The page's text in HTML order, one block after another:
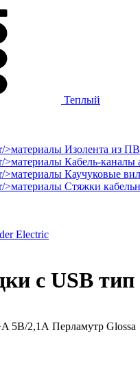
Теплый
Изолента из
Кабель-каналы
Каучуковые
Стяжки
Electric
с USB